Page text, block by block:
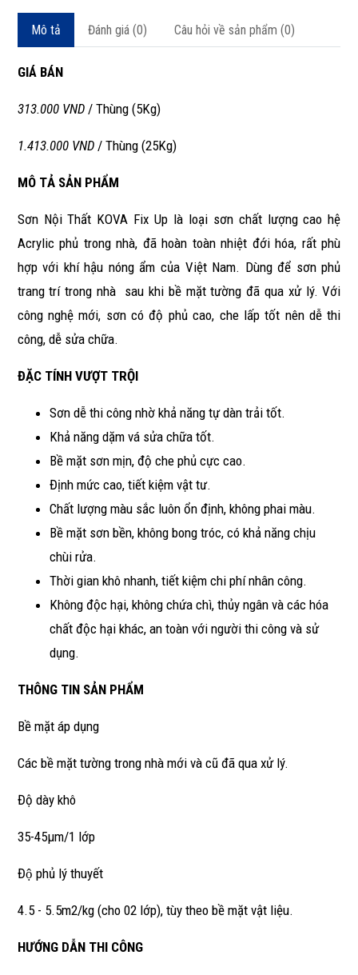
Mô tả Đánh giá (0) Câu hỏi về sản phẩm (0)
GIÁ BÁN
313.000 VND / Thùng (5Kg)
1.413.000 VND / Thùng (25Kg)
MÔ TẢ SẢN PHẨM
Sơn Nội Thất KOVA Fix Up là loại sơn chất lượng cao hệ
Acrylic phủ trong nhà, đã hoàn toàn nhiệt đới hóa, rất phù
hợp với khí hậu nóng ẩm của Việt Nam. Dùng để sơn phủ
trang trí trong nhà sau khi bề mặt tường đã qua xử lý. Với
công nghệ mới, sơn có độ phủ cao, che lấp tốt nên dễ thi
công, dễ sửa chữa.
ĐẶC TÍNH VƯỢT TRỘI
Sơn dễ thi công nhờ khả năng tự dàn trải tốt.
Khả năng dặm vá sửa chữa tốt.
Bề mặt sơn mịn, độ che phủ cực cao.
Định mức cao, tiết kiệm vật tư.
Chất lượng màu sắc luôn ổn định, không phai màu.
Bề mặt sơn bền, không bong tróc, có khả năng chịu
chùi rửa.
Thời gian khô nhanh, tiết kiệm chi phí nhân công.
Không độc hại, không chứa chì, thủy ngân và các hóa
chất độc hại khác, an toàn với người thi công và sử
dụng.
THÔNG TIN SẢN PHẨM
Bề mặt áp dụng
Các bề mặt tường trong nhà mới và cũ đã qua xử lý.
Độ dày khô
35-45µm/1 lớp
Độ phủ lý thuyết
4.5 - 5.5m2/kg (cho 02 lớp), tùy theo bề mặt vật liệu.
HƯỚNG DẪN THI CÔNG